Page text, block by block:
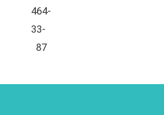
464-
33-
87